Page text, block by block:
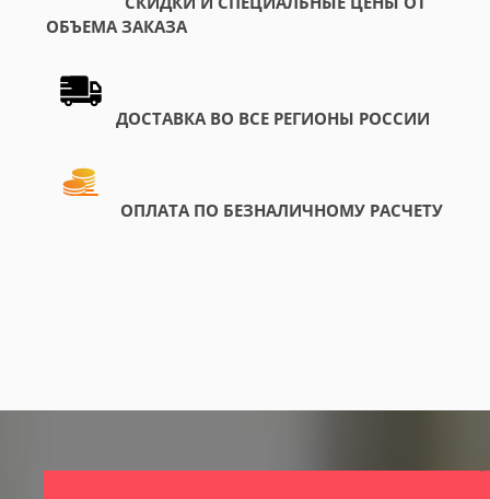
ОБЪЕМА ЗАКАЗА
ДОСТАВКА ВО ВСЕ РЕГИОНЫ РОССИИ
ОПЛАТА ПО БЕЗНАЛИЧНОМУ РАСЧЕТУ